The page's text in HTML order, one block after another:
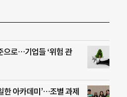
으로…기업들 ‘위험 관
한 아카데미’…조별 과제